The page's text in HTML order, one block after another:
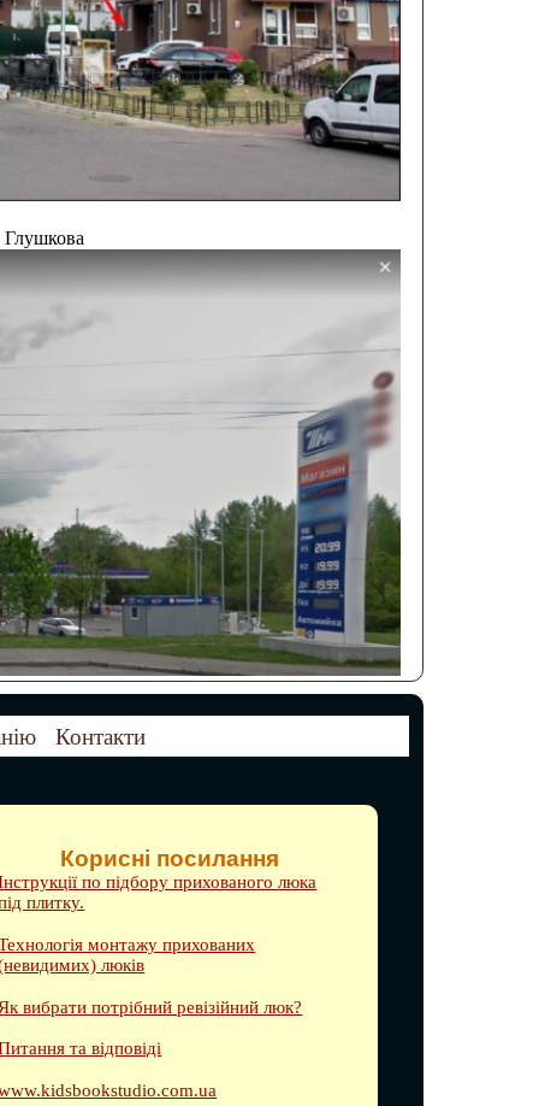
Глушкова
Контакти
Корисні посилання
по підбору прихованого люка
плитку.
монтажу прихованих
люків
вибрати потрібний ревізійний люк?
та відповіді